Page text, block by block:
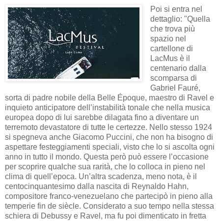
Poi si entra nel
dettaglio: "Quella
che trova più
spazio nel
cartellone di
LacMus è il
centenario dalla
scomparsa di
Gabriel Fauré,
sorta di padre nobile della Belle Époque, maestro di Ravel e
inquieto anticipatore dell’instabilità tonale che nella musica
europea dopo di lui sarebbe dilagata fino a diventare un
terremoto devastatore di tutte le certezze. Nello stesso 1924
si spegneva anche Giacomo Puccini, che non ha bisogno di
aspettare festeggiamenti speciali, visto che lo si ascolta ogni
anno in tutto il mondo. Questa però può essere l’occasione
per scoprire qualche sua rarità, che lo colloca in pieno nel
clima di quell’epoca. Un’altra scadenza, meno nota, è il
centocinquantesimo dalla nascita di Reynaldo Hahn,
compositore franco-venezuelano che partecipò in pieno alla
temperie fin de siècle. Considerato a suo tempo nella stessa
schiera di Debussy e Ravel, ma fu poi dimenticato in fretta